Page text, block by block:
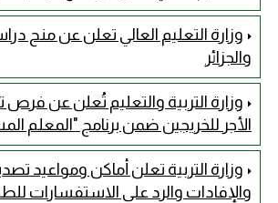
وزارة التعليم العالي تعلن عن منح
والجزائر
وزارة التربية والتعليم تُعلن عن
الأجر للخريجين ضمن برنامج "المعلم
وزارة التربية تعلن أماكن ومواعيد
والإفادات والرد على الاستفسارات